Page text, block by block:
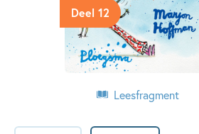
Deel 12
Leesfragment